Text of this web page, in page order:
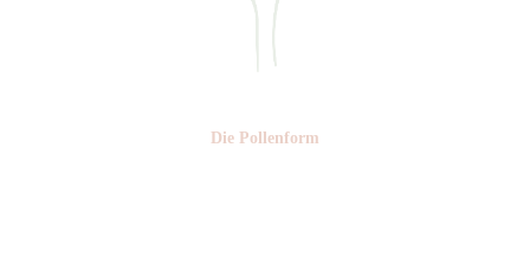
Die Pollen­form